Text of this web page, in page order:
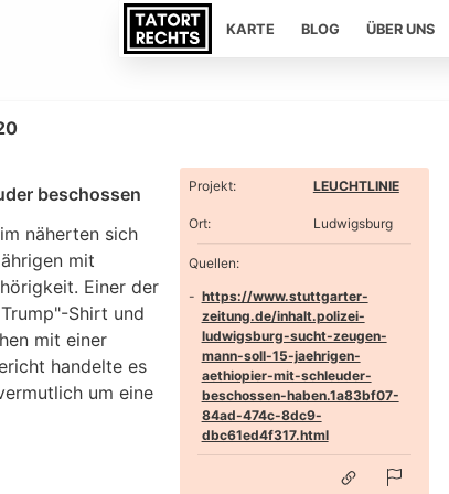
KARTE BLOG ÜBER UNS
beschossen
näherten sich
mit
Einer der
Shirt und
mit einer
handelte es
um eine
Projekt: LEUCHTLINIE
Ort: Ludwigsburg
Quellen:
https://www.stuttgarter-
zeitung.de/inhalt.polizei-
ludwigsburg-sucht-zeugen-
mann-soll-15-jaehrigen-
aethiopier-mit-schleuder-
beschossen-haben.1a83bf07-
84ad-474c-8dc9-
dbc61ed4f317.html